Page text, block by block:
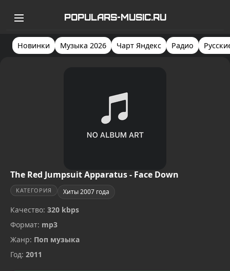
POPULARS-MUSIC.RU
Новинки Музыка 2026 Чарт Яндекс Радио
The Red Jumpsuit Apparatus - Face Down
КАТЕГОРИЯ Хиты 2007 года
Качество: 320 kbps
Формат: mp3
Жанр: Поп музыка
Год: 2011